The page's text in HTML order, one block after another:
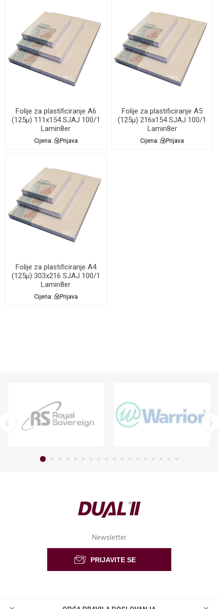
Folije za plastificiranje A6
(125µ) 111x154 SJAJ 100/1
Lamin8er
Cijena: Prijava
Folije za plastificiranje A5
(125µ) 216x154 SJAJ 100/1
Lamin8er
Cijena: Prijava
Folije za plastificiranje A4
(125µ) 303x216 SJAJ 100/1
Lamin8er
Cijena: Prijava
Newsletter